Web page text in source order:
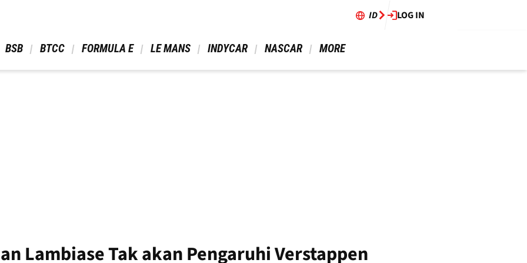
ID LOG IN
BSB BTCC FORMULA E LE MANS INDYCAR NASCAR MORE
Lambiase Tak akan Pengaruhi Verstappen